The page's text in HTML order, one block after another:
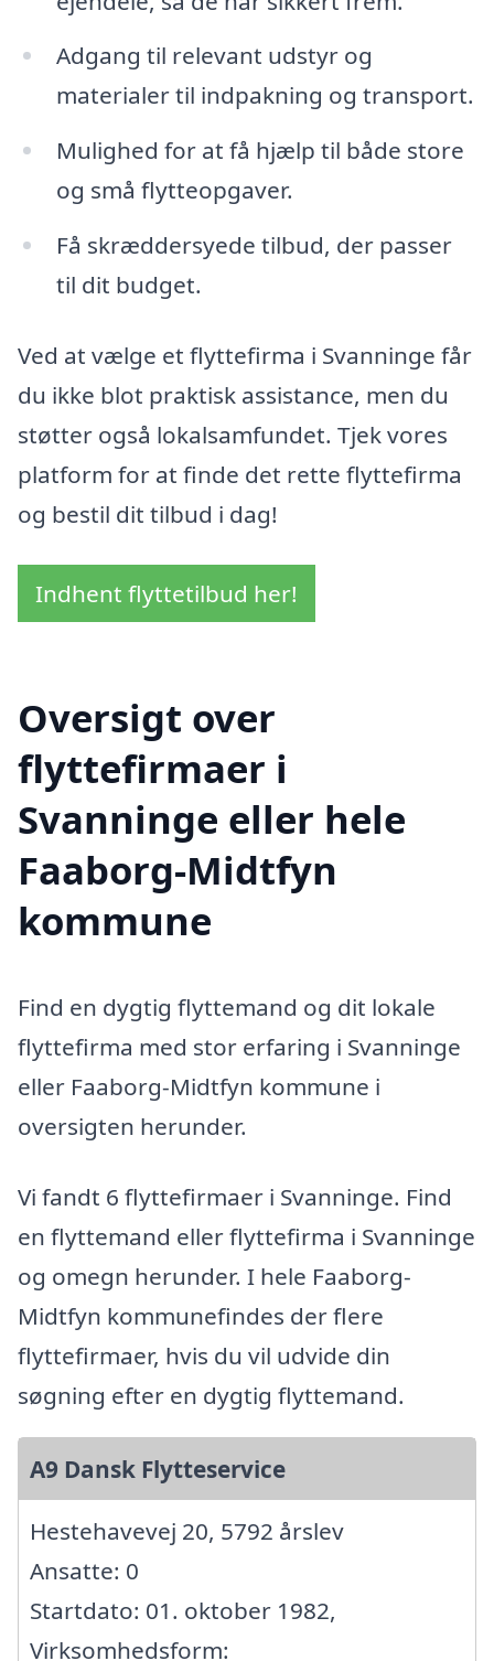
Adgang til relevant udstyr og
materialer til indpakning og transport.
Mulighed for at få hjælp til både store
og små flytteopgaver.
Få skræddersyede tilbud, der passer
til dit budget.
Ved at vælge et flyttefirma i Svanninge får
du ikke blot praktisk assistance, men du
støtter også lokalsamfundet. Tjek vores
platform for at finde det rette flyttefirma
og bestil dit tilbud i dag!
Indhent flyttetilbud her!
Oversigt over
flyttefirmaer i
Svanninge eller hele
Faaborg-Midtfyn
kommune
Find en dygtig flyttemand og dit lokale
flyttefirma med stor erfaring i Svanninge
eller Faaborg-Midtfyn kommune i
oversigten herunder.
Vi fandt 6 flyttefirmaer i Svanninge. Find
en flyttemand eller flyttefirma i Svanninge
og omegn herunder. I hele Faaborg-
Midtfyn kommunefindes der flere
flyttefirmaer, hvis du vil udvide din
søgning efter en dygtig flyttemand.
A9 Dansk Flytteservice
Hestehavevej 20, 5792 årslev
Ansatte: 0
Startdato: 01. oktober 1982,
Virksomhedsform: